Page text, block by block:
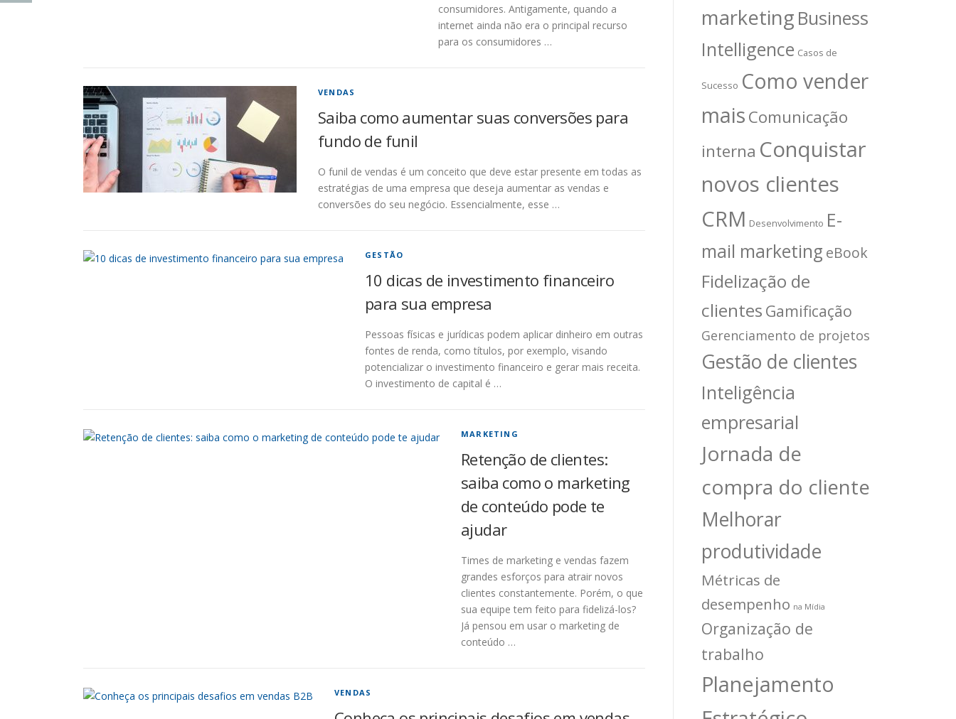
consumidores. Antigamente, quando a
internet ainda não era o principal recurso
para os consumidores …
VENDAS
Saiba como aumentar suas conversões para
fundo de funil
O funil de vendas é um conceito que deve estar presente em todas as
estratégias de uma empresa que deseja aumentar as vendas e
conversões do seu negócio. Essencialmente, esse …
GESTÃO
10 dicas de investimento financeiro
para sua empresa
Pessoas físicas e jurídicas podem aplicar dinheiro em outras
fontes de renda, como títulos, por exemplo, visando
potencializar o investimento financeiro e gerar mais receita.
O investimento de capital é …
MARKETING
Retenção de clientes:
saiba como o marketing
de conteúdo pode te
ajudar
Times de marketing e vendas fazem
grandes esforços para atrair novos
clientes constantemente. Porém, o que
sua equipe tem feito para fidelizá-los?
Já pensou em usar o marketing de
conteúdo …
VENDAS
marketing Business
Intelligence Casos de
Sucesso Como vender
maisComunicação
interna Conquistar
novos clientes
CRM Desenvolvimento E-
mail marketing eBook
Fidelização de
clientes Gamificação
Gerenciamento de projetos
Gestão de clientes
Inteligência
empresarial
Jornada de
compra do cliente
Melhorar
produtividade
Métricas de
desempenho na Mídia
Organização de
trabalho
Planejamento